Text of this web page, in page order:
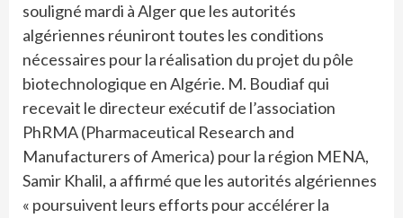
souligné mardi à Alger que les autorités
algériennes réuniront toutes les conditions
nécessaires pour la réalisation du projet du pôle
biotechnologique en Algérie. M. Boudiaf qui
recevait le directeur exécutif de l’association
PhRMA (Pharmaceutical Research and
Manufacturers of America) pour la région MENA,
Samir Khalil, a affirmé que les autorités algériennes
« poursuivent leurs efforts pour accélérer la